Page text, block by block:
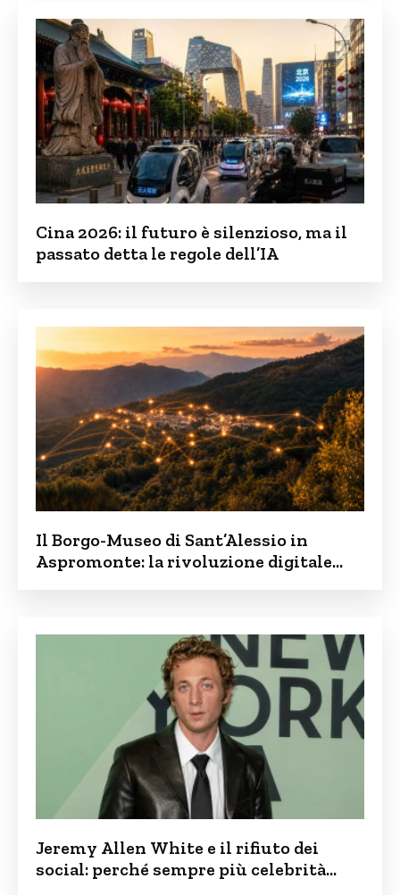
Cina 2026: il futuro è silenzioso, ma il
passato detta le regole dell’IA
Il Borgo-Museo di Sant’Alessio in
Aspromonte: la rivoluzione digitale
Jeremy Allen White e il rifiuto dei
social: perché sempre più celebrità